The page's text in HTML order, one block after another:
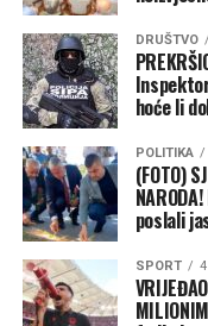
neprocjenjivu štetu,
čime se baviti? Ne
komšije na istom
kukuruzom. Za sve
sagovornik kaže:
“Ovogodišnja sjetva
hemijska sredstva,
računam svoj rad.
stigle divlje svinje.
kojima neće biti
DRUŠTVO
hoće li
POLITIKA
(FOTO)
poslali
SPORT